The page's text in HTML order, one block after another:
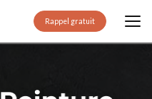
Rappel gratuit